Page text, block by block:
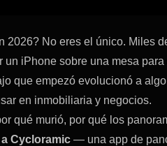
2026? No eres el único. Miles
un iPhone sobre una mesa
que empezó evolucionó a
en inmobiliaria y negocios.
qué murió, por qué los
Cycloramic — una app de